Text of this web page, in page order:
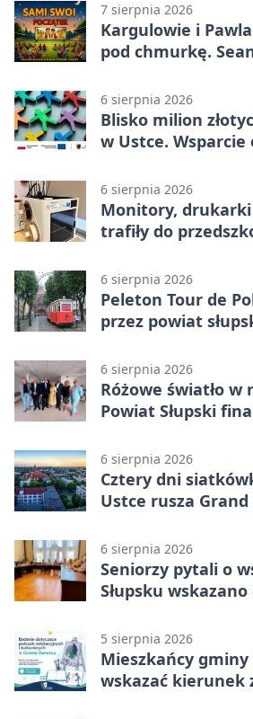
7 sierpnia 2026
Kargulowie i
pod chmurkę.
6 sierpnia 2026
Blisko milion
w Ustce. Wsparcie
6 sierpnia 2026
Monitory,
trafiły do
6 sierpnia 2026
Peleton Tour de
przez powiat
6 sierpnia 2026
Różowe światło
Powiat Słupski
6 sierpnia 2026
Cztery dni
Ustce rusza Grand
6 sierpnia 2026
Seniorzy pytali o
Słupsku
5 sierpnia 2026
Mieszkańcy
wskazać kierunek